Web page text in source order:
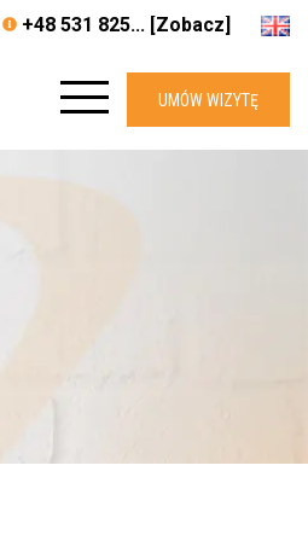
+48 531 825... [Zobacz]
UMÓW WIZYTĘ